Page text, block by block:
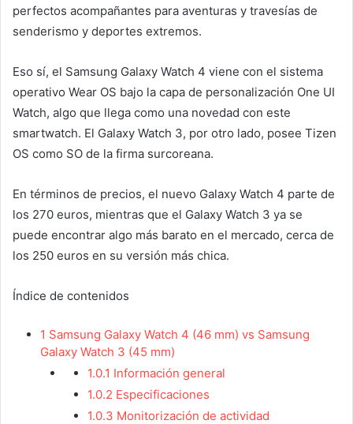
perfectos acompañantes para aventuras y travesías de
senderismo y deportes extremos.
Eso sí, el Samsung Galaxy Watch 4 viene con el sistema
operativo Wear OS bajo la capa de personalización One UI
Watch, algo que llega como una novedad con este
smartwatch. El Galaxy Watch 3, por otro lado, posee Tizen
OS como SO de la firma surcoreana.
En términos de precios, el nuevo Galaxy Watch 4 parte de
los 270 euros, mientras que el Galaxy Watch 3 ya se
puede encontrar algo más barato en el mercado, cerca de
los 250 euros en su versión más chica.
Índice de contenidos
1 Samsung Galaxy Watch 4 (46 mm) vs Samsung
Galaxy Watch 3 (45 mm)
1.0.1 Información general
1.0.2 Especificaciones
1.0.3 Monitorización de actividad